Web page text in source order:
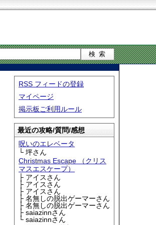
RSS フィードの登録
マイページ
掲示板ご利用ルール
最近の攻略/質問/感想
呪いのエレベータ
└ 坪さん
Christmas Escape （クリス
マスエスケープ）
├ アイスさん
├ アイスさん
├ アイスさん
├ 名無しの脱出ゲーマーさん
├ 名無しの脱出ゲーマーさん
├ saiazinnさん
└ saiazinnさん